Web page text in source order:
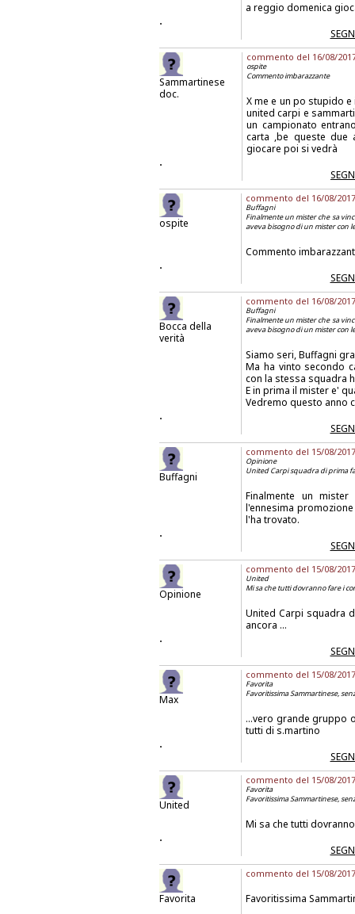
a reggio domenica
.
Sammartinese
doc.
commento del 16/08/
ospite
Commento imbarazzante
X me e un po stupido
united carpi e
un campionato
carta ,be queste due
giocare poi si vedrà
.
ospite
commento del 16/08/
Buffagni
Finalmente un mister che sa
aveva bisogno di un mister con
Commento
.
Bocca della
verità
commento del 16/08/
Buffagni
Finalmente un mister che sa
aveva bisogno di un mister con
Siamo seri, Buffagni
Ma ha vinto secondo
con la stessa squadra
E in prima il mister e'
Vedremo questo anno
.
Buffagni
commento del 15/08/
Opinione
United Carpi squadra di prima
Finalmente un
l'ennesima
l'ha trovato.
.
Opinione
commento del 15/08/
United
Mi sa che tutti dovranno fare i
United Carpi squadra
ancora ...
.
Max
commento del 15/08/
Favorita
Favoritissima Sammartinese,
...vero grande gruppo
tutti di s.martino
.
United
commento del 15/08/
Favorita
Favoritissima Sammartinese,
Mi sa che tutti
.
Favorita
commento del 15/08/
Favoritissima